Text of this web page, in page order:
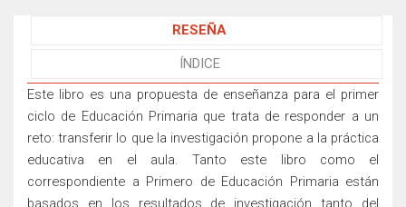
RESEÑA
ÍNDICE
Este libro es una propuesta de enseñanza para el primer
ciclo de Educación Primaria que trata de responder a un
reto: transferir lo que la investigación propone a la práctica
educativa en el aula. Tanto este libro como el
correspondiente a Primero de Educación Primaria están